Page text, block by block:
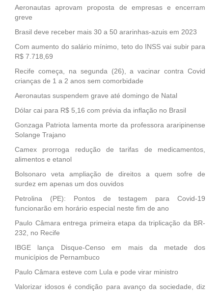
Aeronautas aprovam proposta de empresas e encerram
greve
Brasil deve receber mais 30 a 50 ararinhas-azuis em 2023
Com aumento do salário mínimo, teto do INSS vai subir para
R$ 7.718,69
Recife começa, na segunda (26), a vacinar contra Covid
crianças de 1 a 2 anos sem comorbidade
Aeronautas suspendem grave até domingo de Natal
Dólar cai para R$ 5,16 com prévia da inflação no Brasil
Gonzaga Patriota lamenta morte da professora araripinense
Solange Trajano
Camex prorroga redução de tarifas de medicamentos,
alimentos e etanol
Bolsonaro veta ampliação de direitos a quem sofre de
surdez em apenas um dos ouvidos
Petrolina (PE): Pontos de testagem para Covid-19
funcionarão em horário especial neste fim de ano
Paulo Câmara entrega primeira etapa da triplicação da BR-
232, no Recife
IBGE lança Disque-Censo em mais da metade dos
municípios de Pernambuco
Paulo Câmara esteve com Lula e pode virar ministro
Valorizar idosos é condição para avanço da sociedade, diz